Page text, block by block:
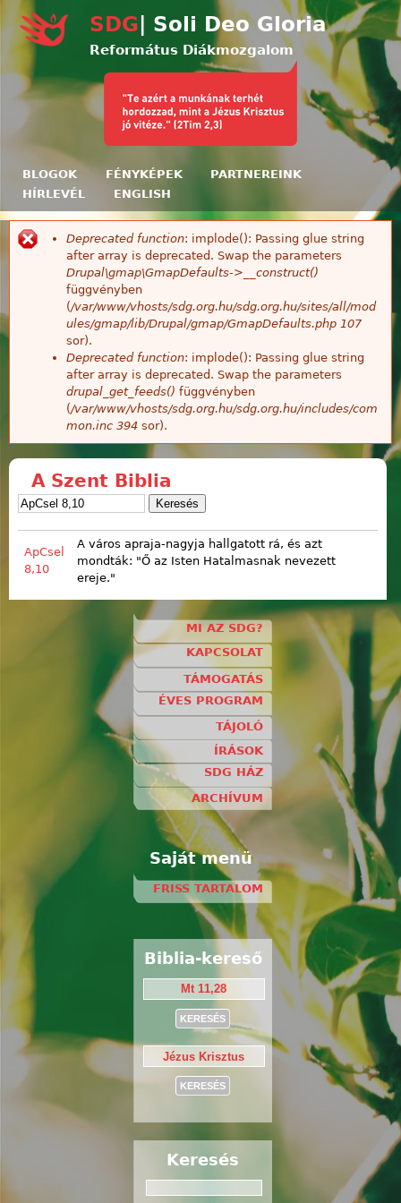
Ugrás a tartalomra
SDG | Soli Deo Gloria
Református Diákmozgalom
BLOGOK FÉNYKÉPEK
PARTNEREINK
HÍRLEVÉL
ENGLISH
Hibaüzenet
Deprecated function: implode(): Passing glue string
after array is deprecated. Swap the parameters
Drupal\gmap\GmapDefaults->__construct()
függvényben
(/var/www/vhosts/sdg.org.hu/sdg.org.hu/sites/all/mod
ules/gmap/lib/Drupal/gmap/GmapDefaults.php 107
sor).
Deprecated function: implode(): Passing glue string
after array is deprecated. Swap the parameters
drupal_get_feeds() függvényben
(/var/www/vhosts/sdg.org.hu/sdg.org.hu/includes/com
mon.inc 394 sor).
A Szent Biblia
ApCsel
8,10
A város apraja-nagyja hallgatott rá, és azt
mondták: "Ő az Isten Hatalmasnak nevezett
ereje."
MI AZ SDG?
KAPCSOLAT
TÁMOGATÁS
ÉVES PROGRAM
TÁJOLÓ
ÍRÁSOK
SDG HÁZ
ARCHÍVUM
Saját menü
FRISS TARTALOM
Biblia-kereső
Keresés